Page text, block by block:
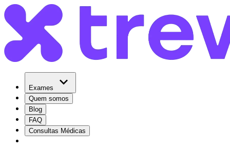
Exames
Quem somos
Blog
FAQ
Consultas Médicas